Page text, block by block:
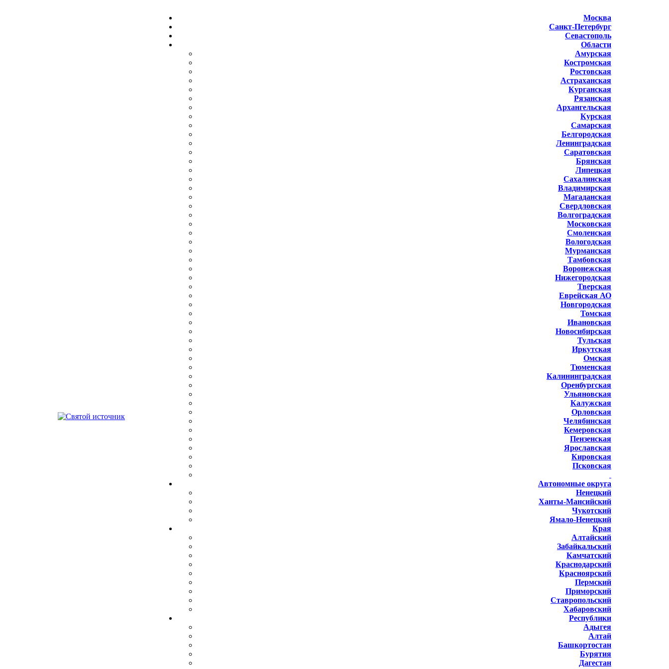
Москва
Санкт-Петербург
Севастополь
Области
Амурская
Костромская
Ростовская
Астраханская
Курганская
Рязанская
Архангельская
Курская
Самарская
Белгородская
Ленинградская
Саратовская
Брянская
Липецкая
Сахалинская
Владимирская
Магаданская
Свердловская
Волгоградская
Московская
Смоленская
Вологодская
Мурманская
Тамбовская
Воронежская
Нижегородская
Тверская
Еврейская АО
Новгородская
Томская
Ивановская
Новосибирская
Тульская
Иркутская
Омская
Тюменская
Калининградская
Оренбургская
Ульяновская
Калужская
Орловская
Челябинская
Кемеровская
Пензенская
Ярославская
Кировская
Псковская
Автономные округа
Ненецкий
Ханты-Мансийский
Чукотский
Ямало-Ненецкий
Края
Алтайский
Забайкальский
Камчатский
Краснодарский
Красноярский
Пермский
Приморский
Ставропольский
Хабаровский
Республики
Адыгея
Алтай
Башкортостан
Бурятия
Дагестан